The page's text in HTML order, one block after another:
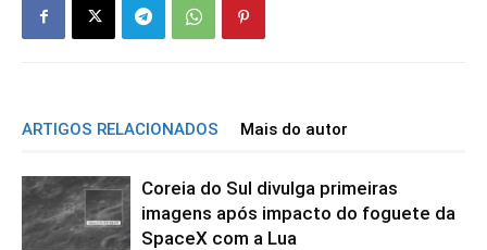
ARTIGOS RELACIONADOS Mais do autor
Coreia do Sul divulga primeiras
imagens após impacto do foguete da
SpaceX com a Lua